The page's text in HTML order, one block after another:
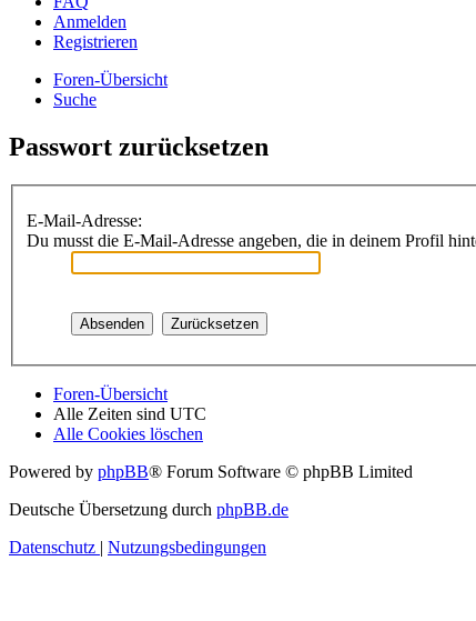
Anmelden
Registrieren
Foren-Übersicht
Suche
Passwort zurücksetzen
E-Mail-Adresse:
Du musst die E-Mail-Adresse angeben, die in deinem Profil
Foren-Übersicht
Alle Zeiten sind UTC
Alle Cookies löschen
Powered by phpBB® Forum Software © phpBB Limited
Deutsche Übersetzung durch phpBB.de
Datenschutz | Nutzungsbedingungen